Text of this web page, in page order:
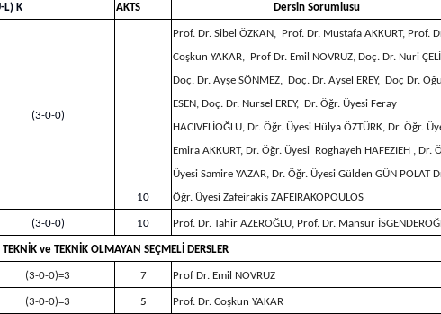
L) K AKTS Dersin Sorumlusu
(3-0-0)
10
Prof. Dr. Sibel ÖZKAN, Prof. Dr. Mustafa AKKURT, Prof.
Coşkun YAKAR, Prof Dr. Emil NOVRUZ, Doç. Dr. Nuri
Doç. Dr. Ayşe SÖNMEZ, Doç. Dr. Aysel EREY, Doç Dr. Oğul
ESEN, Doç. Dr. Nursel EREY, Dr. Öğr. Üyesi Feray
HACIVELİOĞLU, Dr. Öğr. Üyesi Hülya ÖZTÜRK, Dr. Öğr.
Emira AKKURT, Dr. Öğr. Üyesi
Roghayeh HAFEZIEH , Dr.
Üyesi Samire YAZAR, Dr. Öğr. Üyesi Gülden GÜN POLAT
Öğr. Üyesi Zafeirakis ZAFEIRAKOPOULOS
(3-0-0) 10 Prof. Dr. Tahir AZEROĞLU, Prof. Dr. Mansur
ve TEKNİK OLMAYAN SEÇMELİ DERSLER
(3-0-0)=3 7 Prof Dr. Emil NOVRUZ
(3-0-0)=3 5 Prof. Dr. Coşkun YAKAR